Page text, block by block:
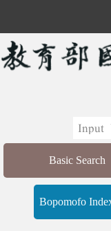
Basic Search
Bopomofo